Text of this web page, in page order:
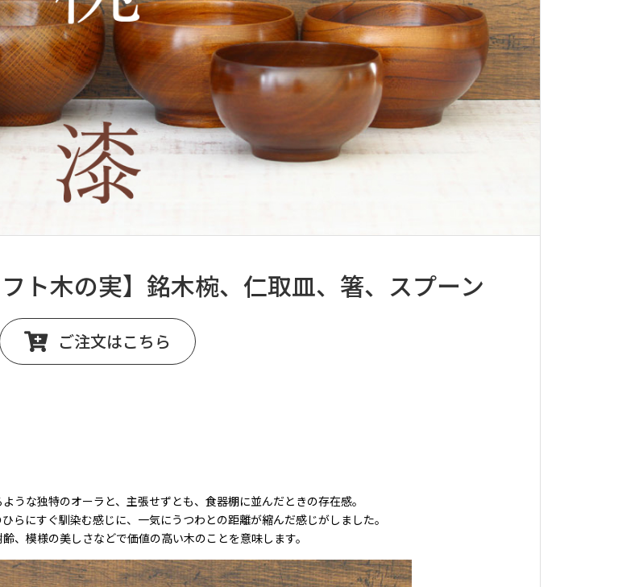
ト木の実】銘木椀、仁取皿、箸、スプーン
ご注文はこちら
うな独特のオーラと、主張せずとも、食器棚に並んだときの存在感。
らにすぐ馴染む感じに、一気にうつわとの距離が縮んだ感じがしました。
、模様の美しさなどで価値の高い木のことを意味します。